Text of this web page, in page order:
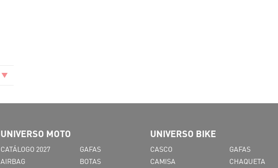
UNIVERSO MOTO
CATÁLOGO 2027
AIRBAG
GAFAS
BOTAS
UNIVERSO BIKE
CASCO
CAMISA
GAFAS
CHAQUETA